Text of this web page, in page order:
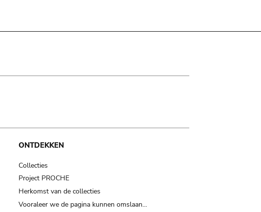
ONTDEKKEN
Collecties
Project PROCHE
Herkomst van de collecties
Vooraleer we de pagina kunnen omslaan…